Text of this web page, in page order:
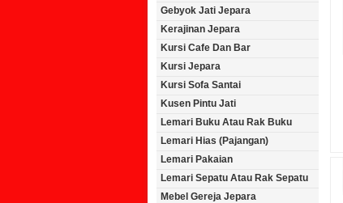
Gebyok Jati Jepara
Kerajinan Jepara
Kursi Cafe Dan Bar
Kursi Jepara
Kursi Sofa Santai
Kusen Pintu Jati
Lemari Buku Atau Rak Buku
Lemari Hias (Pajangan)
Lemari Pakaian
Lemari Sepatu Atau Rak Sepatu
Mebel Gereja Jepara